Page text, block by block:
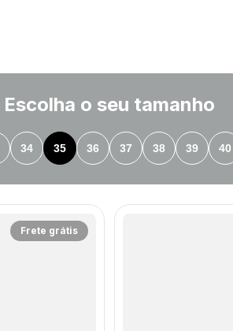
Escolha o seu tamanho
34 35 36 37 38 39 40
Frete grátis